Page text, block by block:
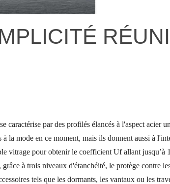
caractérise par des profilés élancés à l'aspect acier
la mode en ce moment, mais ils donnent aussi à
vitrage pour obtenir le coefficient Uf allant jusqu’à
à trois niveaux d'étanchéité, le protège contre
tels que les dormants, les vantaux ou les